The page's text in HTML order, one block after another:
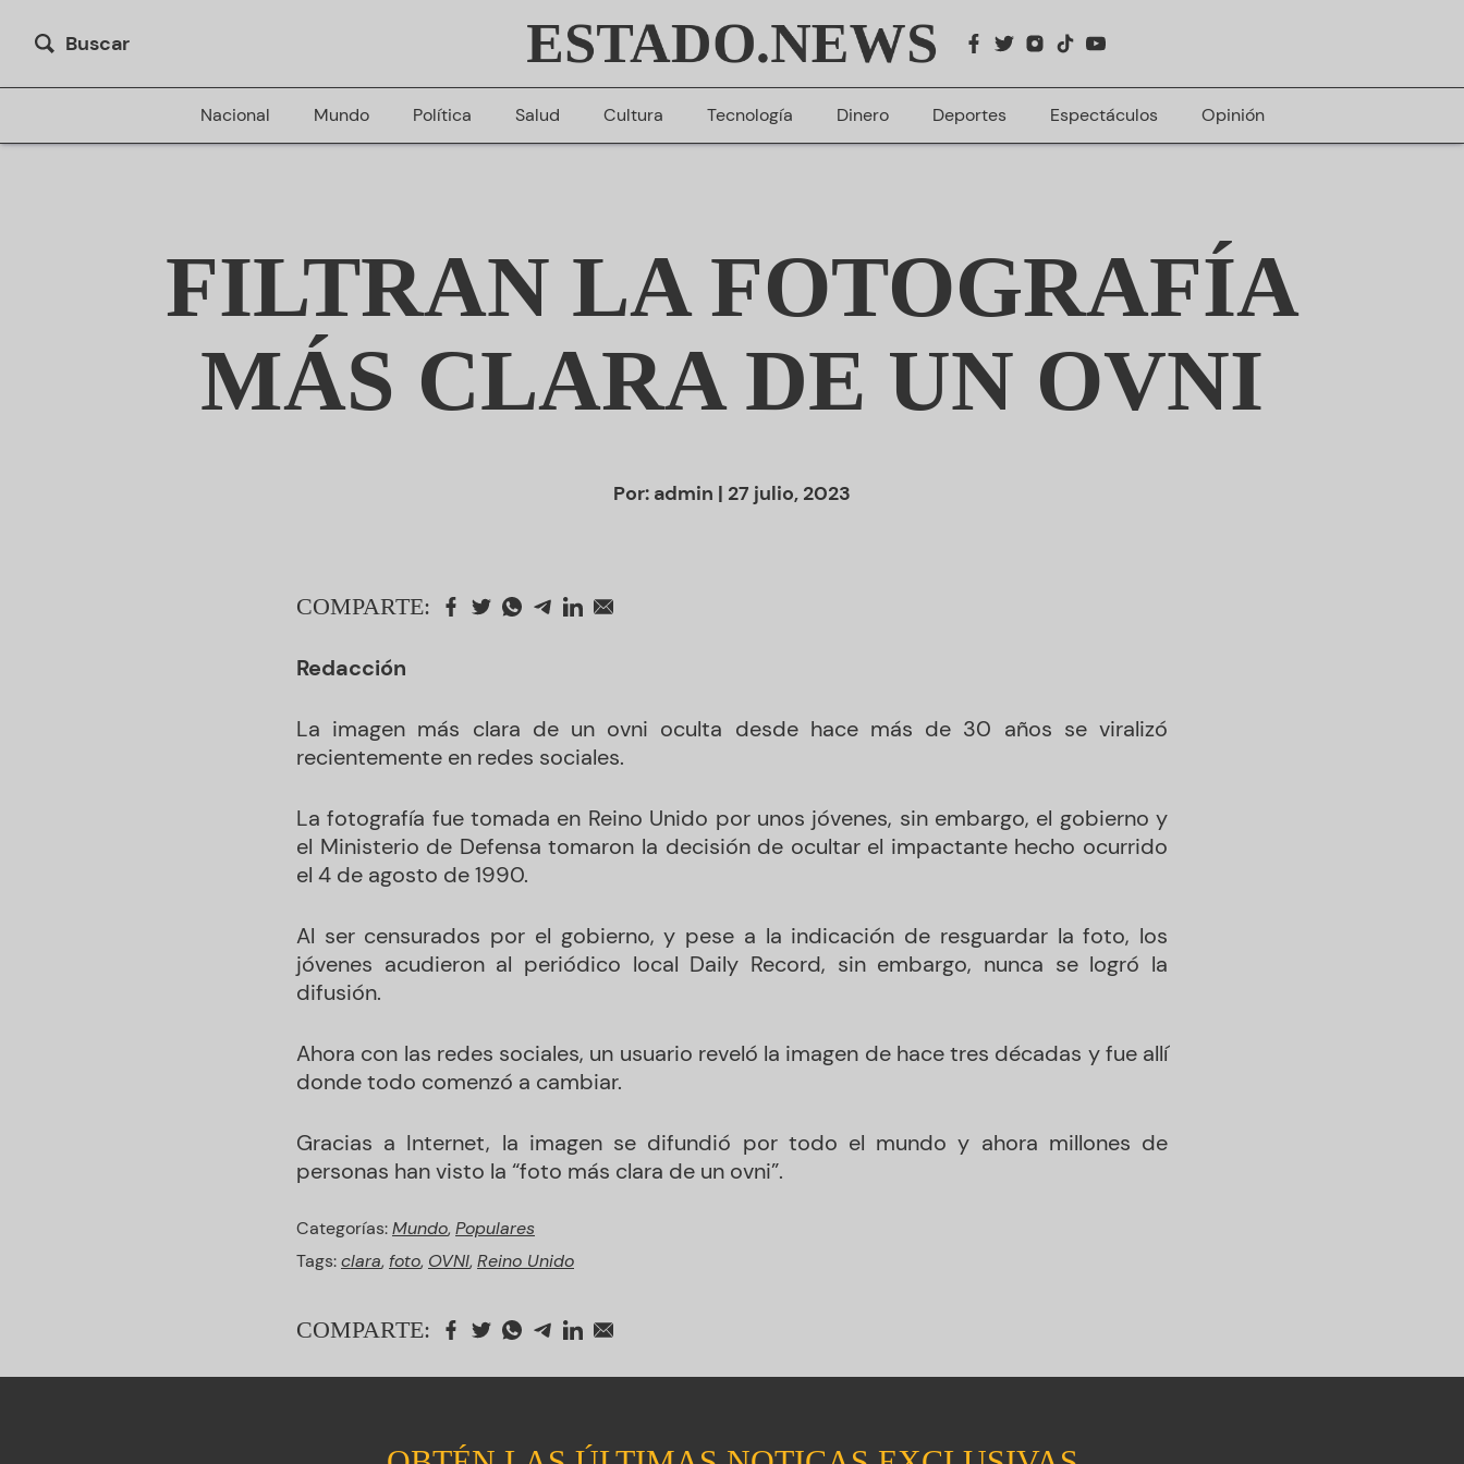
Buscar ESTADO.NEWS
Nacional Mundo Política Salud Cultura Tecnología Dinero Deportes Espectáculos Opinión
FILTRAN LA FOTOGRAFÍA
MÁS CLARA DE UN OVNI
Por: admin | 27 julio, 2023
COMPARTE:
Redacción
La imagen más clara de un ovni oculta desde hace más de 30 años se viralizó
recientemente en redes sociales.
La fotografía fue tomada en Reino Unido por unos jóvenes, sin embargo, el gobierno y
el Ministerio de Defensa tomaron la decisión de ocultar el impactante hecho ocurrido
el 4 de agosto de 1990.
Al ser censurados por el gobierno, y pese a la indicación de resguardar la foto, los
jóvenes acudieron al periódico local Daily Record, sin embargo, nunca se logró la
difusión.
Ahora con las redes sociales, un usuario reveló la imagen de hace tres décadas y fue allí
donde todo comenzó a cambiar.
Gracias a Internet, la imagen se difundió por todo el mundo y ahora millones de
personas han visto la “foto más clara de un ovni”.
Categorías:Mundo, Populares
Tags:clara, foto, OVNI, Reino Unido
COMPARTE: